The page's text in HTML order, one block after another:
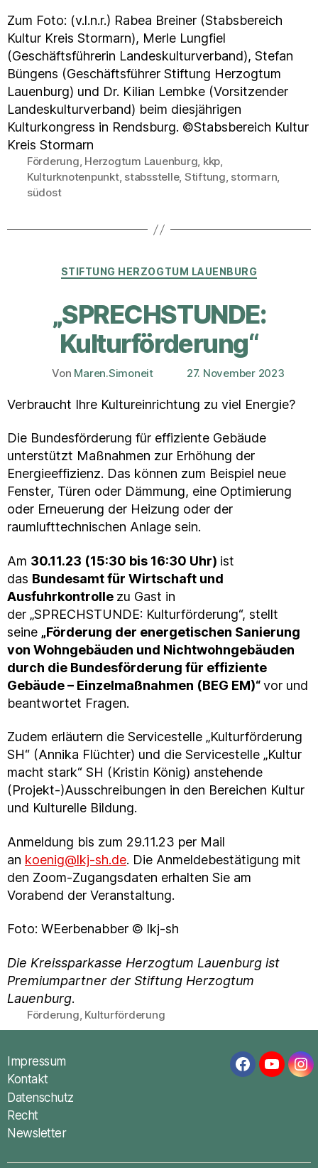
Zum Foto: (v.l.n.r.) Rabea Breiner (Stabsbereich
Kultur Kreis Stormarn), Merle Lungfiel
(Geschäftsführerin Landeskulturverband), Stefan
Büngens (Geschäftsführer Stiftung Herzogtum
Lauenburg) und Dr. Kilian Lembke (Vorsitzender
Landeskulturverband) beim diesjährigen
Kulturkongress in Rendsburg. ©Stabsbereich Kultur
Kreis Stormarn
Schlagwörter
Förderung, Herzogtum Lauenburg, kkp,
Kulturknotenpunkt, stabsstelle, Stiftung, stormarn,
südost
Kategorien
STIFTUNG HERZOGTUM LAUENBURG
„SPRECHSTUNDE:
Kulturförderung“
Beitragsautor
Von Maren.Simoneit Veröffentlichungsdatum
27. November 2023
Verbraucht Ihre Kultureinrichtung zu viel Energie?
Die Bundesförderung für effiziente Gebäude
unterstützt Maßnahmen zur Erhöhung der
Energieeffizienz. Das können zum Beispiel neue
Fenster, Türen oder Dämmung, eine Optimierung
oder Erneuerung der Heizung oder der
raumlufttechnischen Anlage sein.
Am 30.11.23 (15:30 bis 16:30 Uhr) ist
das Bundesamt für Wirtschaft und
Ausfuhrkontrolle zu Gast in
der „SPRECHSTUNDE: Kulturförderung“, stellt
seine „Förderung der energetischen Sanierung
von Wohngebäuden und Nichtwohngebäuden
durch die Bundesförderung für effiziente
Gebäude – Einzelmaßnahmen (BEG EM)“vor und
beantwortet Fragen.
Zudem erläutern die Servicestelle „Kulturförderung
SH“ (Annika Flüchter) und die Servicestelle „Kultur
macht stark“ SH (Kristin König) anstehende
(Projekt-)Ausschreibungen in den Bereichen Kultur
und Kulturelle Bildung.
Anmeldung bis zum 29.11.23 per Mail
an koenig@lkj-sh.de. Die Anmeldebestätigung mit
den Zoom-Zugangsdaten erhalten Sie am
Vorabend der Veranstaltung.
Foto: WEerbenabber © lkj-sh
Die Kreissparkasse Herzogtum Lauenburg ist
Premiumpartner der Stiftung Herzogtum
Lauenburg.
Schlagwörter
Förderung, Kulturförderung
Impressum
Kontakt
Datenschutz
Recht
Newsletter
Facebook